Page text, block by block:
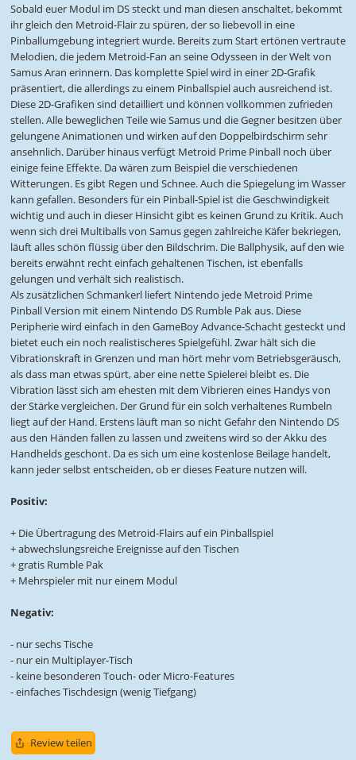
Sobald euer Modul im DS steckt und man diesen anschaltet, bekommt
ihr gleich den Metroid-Flair zu spüren, der so liebevoll in eine
Pinballumgebung integriert wurde. Bereits zum Start ertönen vertraute
Melodien, die jedem Metroid-Fan an seine Odysseen in der Welt von
Samus Aran erinnern. Das komplette Spiel wird in einer 2D-Grafik
präsentiert, die allerdings zu einem Pinballspiel auch ausreichend ist.
Diese 2D-Grafiken sind detailliert und können vollkommen zufrieden
stellen. Alle beweglichen Teile wie Samus und die Gegner besitzen über
gelungene Animationen und wirken auf den Doppelbirdschirm sehr
ansehnlich. Darüber hinaus verfügt Metroid Prime Pinball noch über
einige feine Effekte. Da wären zum Beispiel die verschiedenen
Witterungen. Es gibt Regen und Schnee. Auch die Spiegelung im Wasser
kann gefallen. Besonders für ein Pinball-Spiel ist die Geschwindigkeit
wichtig und auch in dieser Hinsicht gibt es keinen Grund zu Kritik. Auch
wenn sich drei Multiballs von Samus gegen zahlreiche Käfer bekriegen,
läuft alles schön flüssig über den Bildschrim. Die Ballphysik, auf den wie
bereits erwähnt recht einfach gehaltenen Tischen, ist ebenfalls
gelungen und verhält sich realistisch.
Als zusätzlichen Schmankerl liefert Nintendo jede Metroid Prime
Pinball Version mit einem Nintendo DS Rumble Pak aus. Diese
Peripherie wird einfach in den GameBoy Advance-Schacht gesteckt und
bietet euch ein noch realistischeres Spielgefühl. Zwar hält sich die
Vibrationskraft in Grenzen und man hört mehr vom Betriebsgeräusch,
als dass man etwas spürt, aber eine nette Spielerei bleibt es. Die
Vibration lässt sich am ehesten mit dem Vibrieren eines Handys von
der Stärke vergleichen. Der Grund für ein solch verhaltenes Rumbeln
liegt auf der Hand. Erstens läuft man so nicht Gefahr den Nintendo DS
aus den Händen fallen zu lassen und zweitens wird so der Akku des
Handhelds geschont. Da es sich um eine kostenlose Beilage handelt,
kann jeder selbst entscheiden, ob er dieses Feature nutzen will.
Positiv:
+ Die Übertragung des Metroid-Flairs auf ein Pinballspiel
+ abwechslungsreiche Ereignisse auf den Tischen
+ gratis Rumble Pak
+ Mehrspieler mit nur einem Modul
Negativ:
- nur sechs Tische
- nur ein Multiplayer-Tisch
- keine besonderen Touch- oder Micro-Features
- einfaches Tischdesign (wenig Tiefgang)
Review teilen